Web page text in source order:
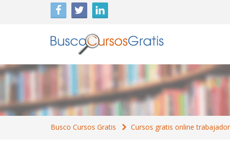
Busco Cursos Gratis Cursos gratis online